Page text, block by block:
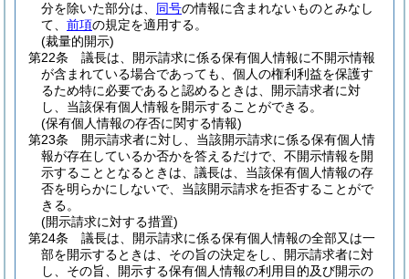
分を除いた部分は、 同号の情報に含まれないものとみなし
て、 前項の規定を適用する。
(裁量的開示)
第22条
議長は、開示請求に係る保有個人情報に不開示情報
が含まれている場合であっても、個人の権利利益を保護す
るため特に必要であると認めるときは、開示請求者に対
し、当該保有個人情報を開示することができる。
(保有個人情報の存否に関する情報)
第23条
開示請求者に対し、当該開示請求に係る保有個人情
報が存在しているか否かを答えるだけで、不開示情報を開
示することとなるときは、議長は、当該保有個人情報の存
否を明らかにしないで、当該開示請求を拒否することがで
きる。
(開示請求に対する措置)
第24条
議長は、開示請求に係る保有個人情報の全部又は一
部を開示するときは、その旨の決定をし、開示請求者に対
し、その旨、開示する保有個人情報の利用目的及び開示の